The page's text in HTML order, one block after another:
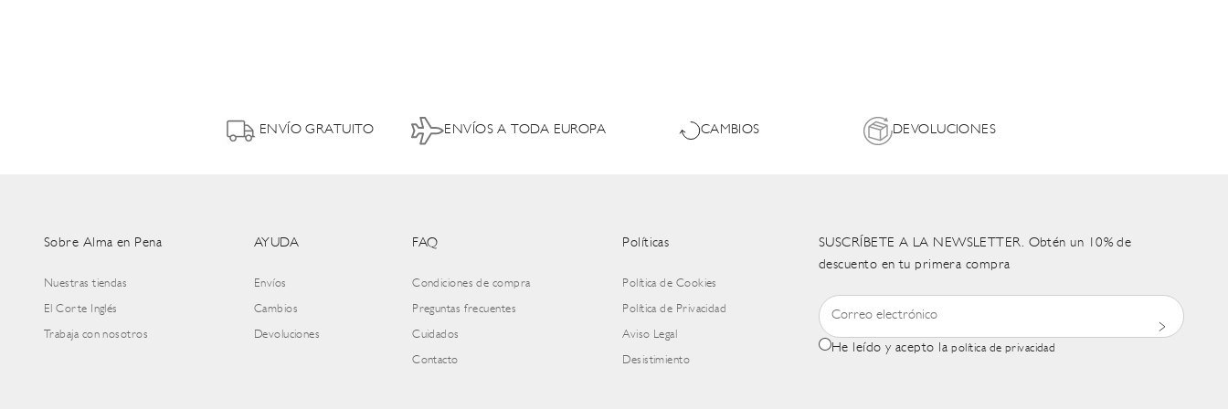
ENVÍO GRATUITO ENVÍOS A TODA EUROPA CAMBIOS DEVOLUCIONES
Sobre Alma en Pena
Nuestras tiendas
El Corte Inglés
Trabaja con nosotros
AYUDA
Envíos
Cambios
Devoluciones
FAQ
Condiciones de compra
Preguntas frecuentes
Cuidados
Contacto
Políticas
Política de Cookies
Política de Privacidad
Aviso Legal
Desistimiento
SUSCRÍBETE A LA NEWSLETTER. Obtén un 10% de
descuento en tu primera compra
He leído y acepto lapolítica de privacidad